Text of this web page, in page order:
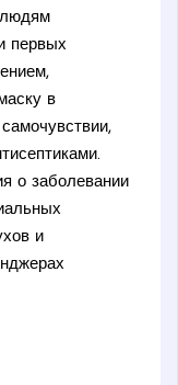
первых
в
о заболевании
и